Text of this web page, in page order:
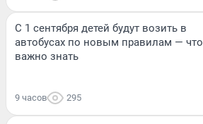
С 1 сентября детей будут возить в
автобусах по новым правилам — что
важно знать
9 часов 295